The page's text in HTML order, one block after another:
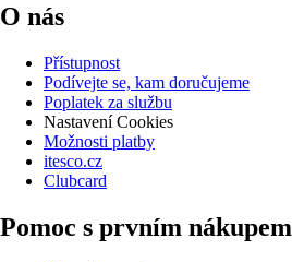
O nás
Přístupnost
Podívejte se, kam doručujeme
Poplatek za službu
Nastavení Cookies
Možnosti platby
itesco.cz
Clubcard
Pomoc s prvním nákupem